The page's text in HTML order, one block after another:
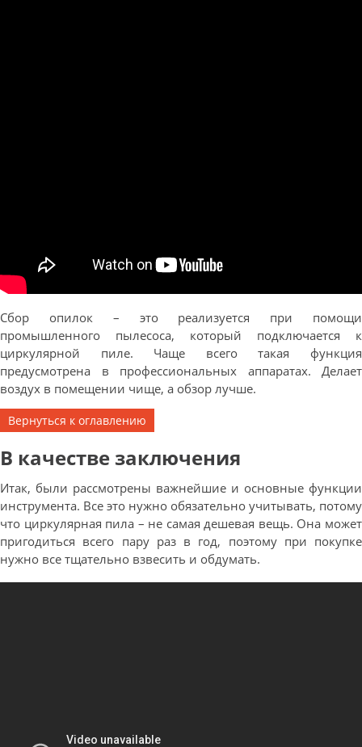
Сбор опилок – это реализуется при помощи
промышленного пылесоса, который подключается к
циркулярной пиле. Чаще всего такая функция
предусмотрена в профессиональных аппаратах. Делает
воздух в помещении чище, а обзор лучше.
Вернуться к оглавлению
В качестве заключения
Итак, были рассмотрены важнейшие и основные функции
инструмента. Все это нужно обязательно учитывать, потому
что циркулярная пила – не самая дешевая вещь. Она может
пригодиться всего пару раз в год, поэтому при покупке
нужно все тщательно взвесить и обдумать.